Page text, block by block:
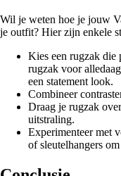
Wil je weten hoe je jouw
je outfit? Hier zijn enkele
Kies een rugzak die
rugzak voor
een statement look.
Combineer
Draag je rugzak
uitstraling.
Experimenteer met
of sleutelhangers